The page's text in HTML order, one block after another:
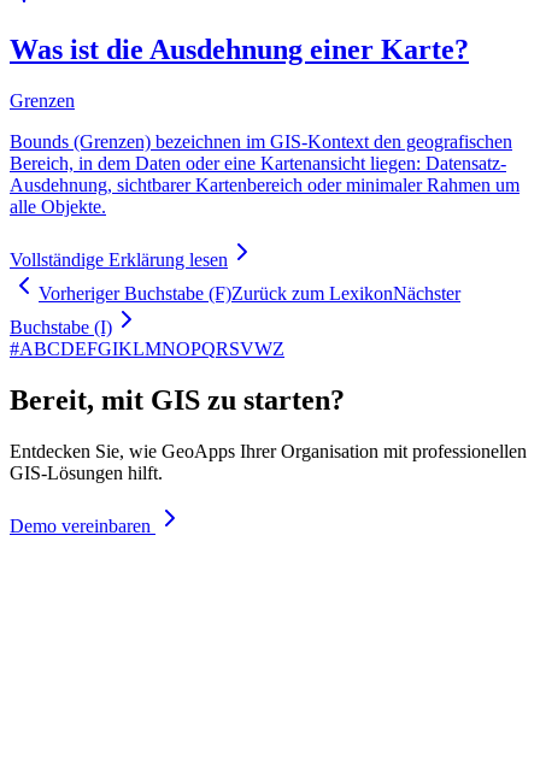
Was ist die Ausdehnung einer Karte?
Grenzen
Bounds (Grenzen) bezeichnen im GIS-Kontext den geografischen
Bereich, in dem Daten oder eine Kartenansicht liegen: Datensatz-
Ausdehnung, sichtbarer Kartenbereich oder minimaler Rahmen um
alle Objekte.
Vollständige Erklärung lesen
Vorheriger Buchstabe (F)Zurück zum LexikonNächster
Buchstabe (I)
#ABCDEFGIKLMNOPQRSVWZ
Bereit, mit GIS zu starten?
Entdecken Sie, wie GeoApps Ihrer Organisation mit professionellen
GIS-Lösungen hilft.
Demo vereinbaren